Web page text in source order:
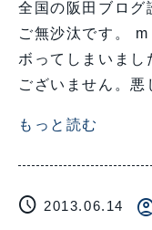
全国の阪田ブロ
ご無沙汰です。
ボってしまいまし
ございません。
もっと読む
schedule 2013.06.14